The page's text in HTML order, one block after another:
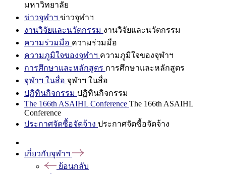
มหาวิทยาลัย
ข่าวจุฬาฯ ข่าวจุฬาฯ
งานวิจัยและนวัตกรรม งานวิจัยและนวัตกรรม
ความร่วมมือ ความร่วมมือ
ความภูมิใจของจุฬาฯ ความภูมิใจของจุฬาฯ
การศึกษาและหลักสูตร การศึกษาและหลักสูตร
จุฬาฯ ในสื่อ จุฬาฯ ในสื่อ
ปฏิทินกิจกรรม ปฏิทินกิจกรรม
The 166th ASAIHL Conference The 166th ASAIHL
Conference
ประกาศจัดซื้อจัดจ้าง ประกาศจัดซื้อจัดจ้าง
เกี่ยวกับจุฬาฯ
ย้อนกลับ